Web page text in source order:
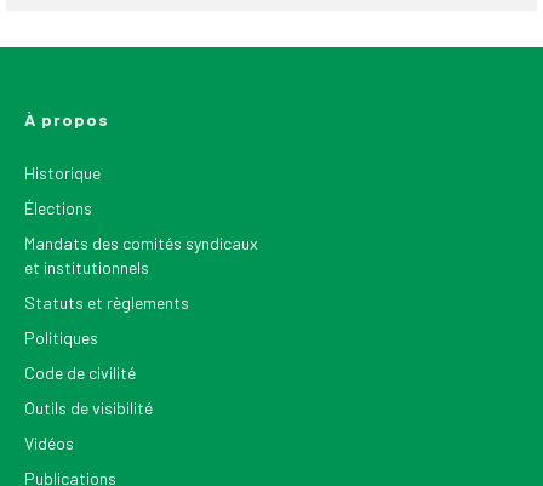
À propos
Historique
Élections
Mandats des comités syndicaux
et institutionnels
Statuts et règlements
Politiques
Code de civilité
Outils de visibilité
Vidéos
Publications